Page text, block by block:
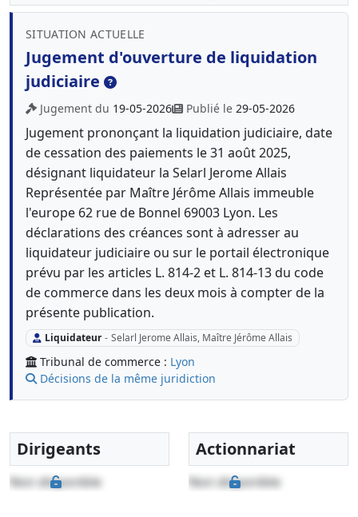
SITUATION ACTUELLE
Jugement d'ouverture de liquidation
judiciaire
Jugement du 19-05-2026 Publié le 29-05-2026
Jugement prononçant la liquidation judiciaire, date
de cessation des paiements le 31 août 2025,
désignant liquidateur la Selarl Jerome Allais
Représentée par Maître Jérôme Allais immeuble
l'europe 62 rue de Bonnel 69003 Lyon. Les
déclarations des créances sont à adresser au
liquidateur judiciaire ou sur le portail électronique
prévu par les articles L. 814-2 et L. 814-13 du code
de commerce dans les deux mois à compter de la
présente publication.
Liquidateur - Selarl Jerome Allais, Maître Jérôme Allais
Tribunal de commerce : Lyon
Décisions de la même juridiction
Dirigeants
Non disponible
Actionnariat
Non disponible